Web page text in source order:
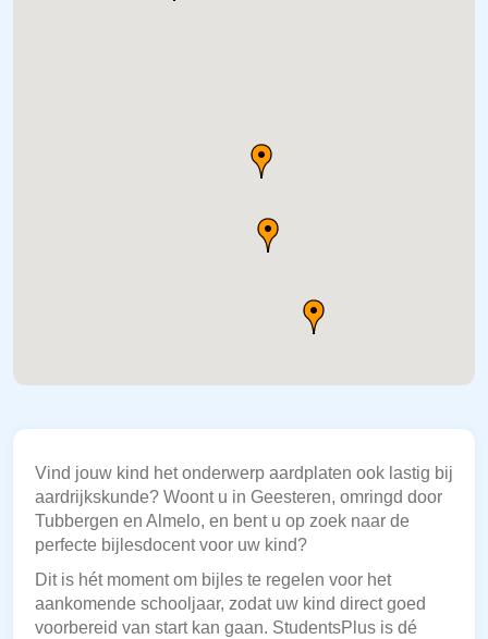
Vind jouw kind het onderwerp aardplaten ook lastig bij
aardrijkskunde? Woont u in Geesteren, omringd door
Tubbergen en Almelo, en bent u op zoek naar de
perfecte bijlesdocent voor uw kind?
Dit is hét moment om bijles te regelen voor het
aankomende schooljaar, zodat uw kind direct goed
voorbereid van start kan gaan. StudentsPlus is dé